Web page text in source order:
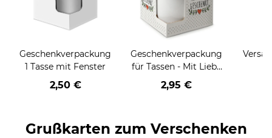
Geschenkverpackung
1 Tasse mit Fenster
2,50 €
Geschenkverpackung
für Tassen - Mit Liebe
geschenkt
2,95 €
Grußkarten zum Verschenken